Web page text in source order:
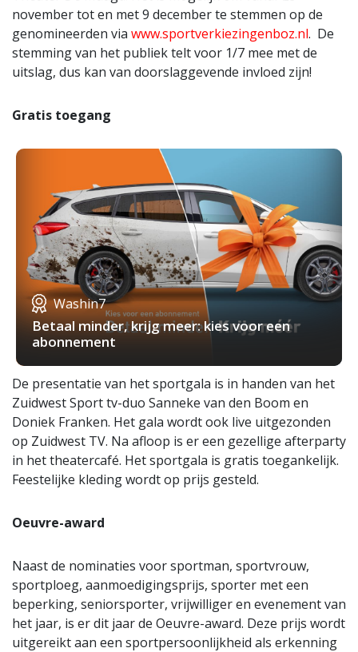
november tot en met 9 december te stemmen op de
genomineerden via www.sportverkiezingenboz.nl. De
stemming van het publiek telt voor 1/7 mee met de
uitslag, dus kan van doorslaggevende invloed zijn!
Gratis toegang
Washin7
Betaal minder, krijg meer: kies voor een
abonnement
De presentatie van het sportgala is in handen van het
Zuidwest Sport tv-duo Sanneke van den Boom en
Doniek Franken. Het gala wordt ook live uitgezonden
op Zuidwest TV. Na afloop is er een gezellige afterparty
in het theatercafé. Het sportgala is gratis toegankelijk.
Feestelijke kleding wordt op prijs gesteld.
Oeuvre-award
Naast de nominaties voor sportman, sportvrouw,
sportploeg, aanmoedigingsprijs, sporter met een
beperking, seniorsporter, vrijwilliger en evenement van
het jaar, is er dit jaar de Oeuvre-award. Deze prijs wordt
uitgereikt aan een sportpersoonlijkheid als erkenning